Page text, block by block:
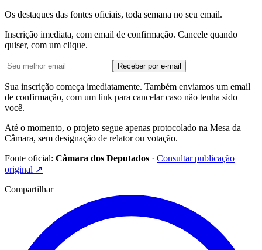
Os destaques das fontes oficiais, toda semana no seu email.
Inscrição imediata, com email de confirmação. Cancele quando
quiser, com um clique.
Receber por e-mail
Sua inscrição começa imediatamente. Também enviamos um email
de confirmação, com um link para cancelar caso não tenha sido
você.
Até o momento, o projeto segue apenas protocolado na Mesa da
Câmara, sem designação de relator ou votação.
Fonte oficial: Câmara dos Deputados · Consultar publicação
original ↗
Compartilhar